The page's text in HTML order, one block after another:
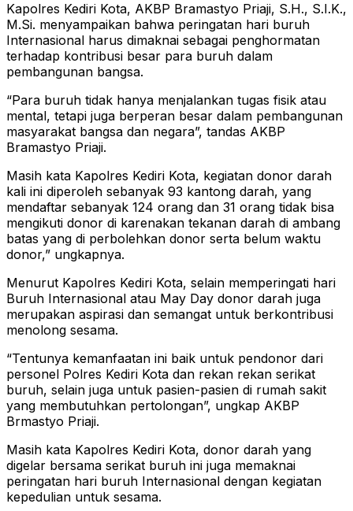
Kapolres Kediri Kota, AKBP Bramastyo Priaji, S.H., S.I.K.,
M.Si. menyampaikan bahwa peringatan hari buruh
Internasional harus dimaknai sebagai penghormatan
terhadap kontribusi besar para buruh dalam
pembangunan bangsa.
“Para buruh tidak hanya menjalankan tugas fisik atau
mental, tetapi juga berperan besar dalam pembangunan
masyarakat bangsa dan negara”, tandas AKBP
Bramastyo Priaji.
Masih kata Kapolres Kediri Kota, kegiatan donor darah
kali ini diperoleh sebanyak 93 kantong darah, yang
mendaftar sebanyak 124 orang dan 31 orang tidak bisa
mengikuti donor di karenakan tekanan darah di ambang
batas yang di perbolehkan donor serta belum waktu
donor,” ungkapnya.
Menurut Kapolres Kediri Kota, selain memperingati hari
Buruh Internasional atau May Day donor darah juga
merupakan aspirasi dan semangat untuk berkontribusi
menolong sesama.
“Tentunya kemanfaatan ini baik untuk pendonor dari
personel Polres Kediri Kota dan rekan rekan serikat
buruh, selain juga untuk pasien-pasien di rumah sakit
yang membutuhkan pertolongan”, ungkap AKBP
Brmastyo Priaji.
Masih kata Kapolres Kediri Kota, donor darah yang
digelar bersama serikat buruh ini juga memaknai
peringatan hari buruh Internasional dengan kegiatan
kepedulian untuk sesama.